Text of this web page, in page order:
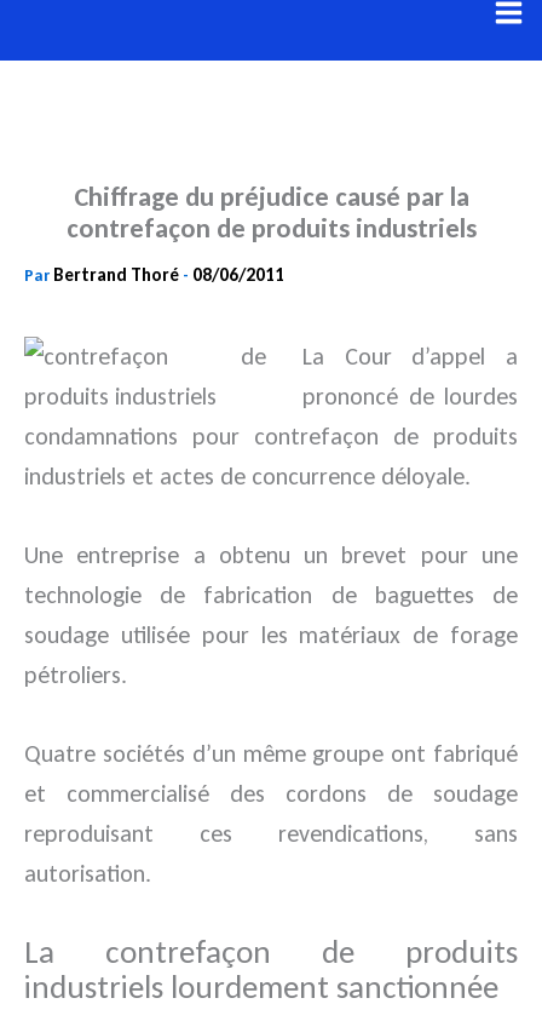
au
Chiffrage du préjudice causé par la
contrefaçon de produits industriels
Par Bertrand Thoré - 08/06/2011
La Cour d’appel a
prononcé de lourdes
condamnations pour contrefaçon de produits
industriels et actes de concurrence déloyale.
Une entreprise a obtenu un brevet pour une
technologie de fabrication de baguettes de
soudage utilisée pour les matériaux de forage
pétroliers.
Quatre sociétés d’un même groupe ont fabriqué
et commercialisé des cordons de soudage
reproduisant ces revendications, sans
autorisation.
La contrefaçon de produits
industriels lourdement sanctionnée